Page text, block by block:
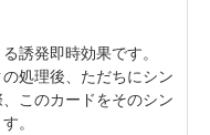
誘発即時効果です。
処理後、ただちにシン
このカードをそのシン
。